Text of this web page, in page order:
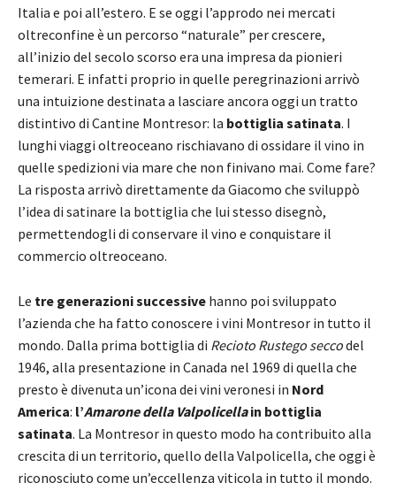
Italia e poi all’estero. E se oggi l’approdo nei mercati
oltreconfine è un percorso “naturale” per crescere,
all’inizio del secolo scorso era una impresa da pionieri
temerari. E infatti proprio in quelle peregrinazioni arrivò
una intuizione destinata a lasciare ancora oggi un tratto
distintivo di Cantine Montresor: la bottiglia satinata. I
lunghi viaggi oltreoceano rischiavano di ossidare il vino in
quelle spedizioni via mare che non finivano mai. Come fare?
La risposta arrivò direttamente da Giacomo che sviluppò
l’idea di satinare la bottiglia che lui stesso disegnò,
permettendogli di conservare il vino e conquistare il
commercio oltreoceano.
Le tre generazioni successive hanno poi sviluppato
l’azienda che ha fatto conoscere i vini Montresor in tutto il
mondo. Dalla prima bottiglia di Recioto Rustego seccodel
1946, alla presentazione in Canada nel 1969 di quella che
presto è divenuta un’icona dei vini veronesi in Nord
America: l’Amarone della Valpolicellain bottiglia
satinata. La Montresor in questo modo ha contribuito alla
crescita di un territorio, quello della Valpolicella, che oggi è
riconosciuto come un’eccellenza viticola in tutto il mondo.